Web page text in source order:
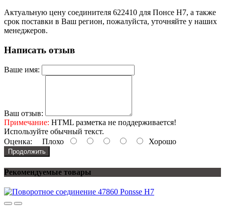
Актуальную цену соединителя 622410 для Понсе H7, а также
срок поставки в Ваш регион, пожалуйста, уточняйте у наших
менеджеров.
Написать отзыв
Ваше имя:
Ваш отзыв:
Примечание: HTML разметка не поддерживается!
Используйте обычный текст.
Оценка: Плохо Хорошо
Продолжить
Рекомендуемые товары